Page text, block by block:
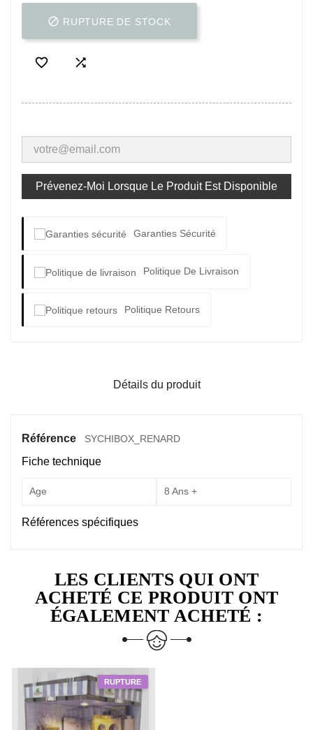
 RUPTURE DE STOCK
 
Prévenez-Moi Lorsque Le Produit Est Disponible
Garanties Sécurité
Politique De Livraison
Politique Retours
Détails du produit
Référence SYCHIBOX_RENARD
Fiche technique
Age 8 Ans +
Références spécifiques
LES CLIENTS QUI ONT
ACHETÉ CE PRODUIT ONT
ÉGALEMENT ACHETÉ :